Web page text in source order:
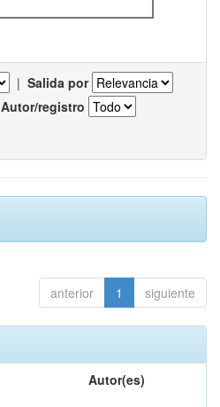
| Salida por
Autor/registro
anterior 1 siguiente
Autor(es)